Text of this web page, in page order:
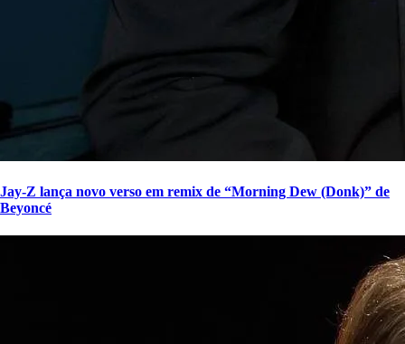
Jay-Z lança novo verso em remix de “Morning Dew (Donk)” de
Beyoncé